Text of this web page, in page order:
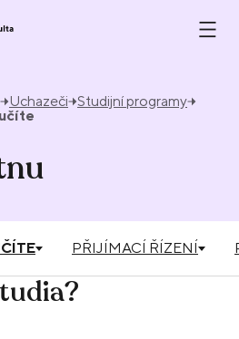
Uchazeči Studijní programy
PŘIJÍMACÍ ŘÍZENÍ